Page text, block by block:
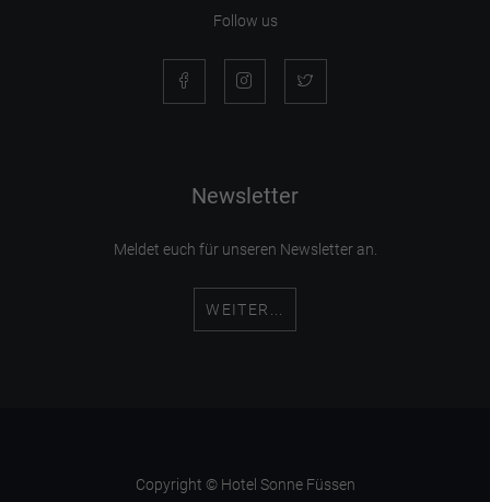
Follow us
Newsletter
Meldet euch für unseren Newsletter an.
WEITER...
Copyright © Hotel Sonne Füssen